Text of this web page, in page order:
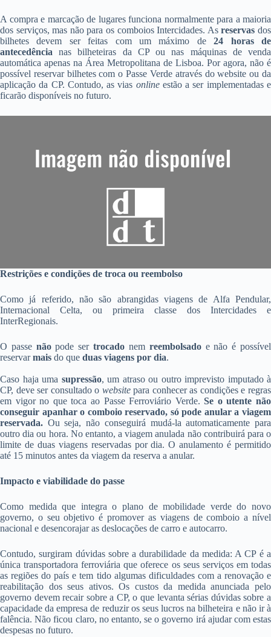
A compra e marcação de lugares funciona normalmente para a maioria
dos serviços, mas não para os comboios Intercidades. Asreservasdos
bilhetes devem ser feitas com um máximo de24 horas de
antecedêncianas bilheteiras da CP ou nas máquinas de venda
automática apenas na Área Metropolitana de Lisboa. Por agora, não é
possível reservar bilhetes com o Passe Verde através do website ou da
aplicação da CP. Contudo, as vias onlineestão a ser implementadas e
ficarão disponíveis no futuro.
Restrições e condições de troca ou reembolso
Como já referido, não são abrangidas viagens de Alfa Pendular,
Internacional Celta, ou primeira classe dos Intercidades e
InterRegionais.
O passe nãopode sertrocado nem reembolsadoe não é possível
reservarmais do que duas viagens por dia.
Caso haja uma supressão, um atraso ou outro imprevisto imputado à
CP, deve ser consultado o websitepara conhecer as condições e regras
em vigor no que toca ao Passe Ferroviário Verde.Se o utente não
conseguir apanhar o comboio reservado, só pode anular a viagem
reservada. Ou seja, não conseguirá mudá-la automaticamente para
outro dia ou hora. No entanto, a viagem anulada não contribuirá para o
limite de duas viagens reservadas por dia. O anulamento é permitido
até 15 minutos antes da viagem da reserva a anular.
Impacto e viabilidade do passe
Como medida que integra o plano de mobilidade verde do novo
governo, o seu objetivo é promover as viagens de comboio a nível
nacional e desencorajar as deslocações de carro e autocarro.
Contudo, surgiram dúvidas sobre a durabilidade da medida: A CP é a
única transportadora ferroviária que oferece os seus serviços em todas
as regiões do país e tem tido algumas dificuldades com a renovação e
reabilitação dos seus ativos. Os custos da medida anunciada pelo
governo devem recair sobre a CP, o que levanta sérias dúvidas sobre a
capacidade da empresa de reduzir os seus lucros na bilheteira e não ir à
falência. Não ficou claro, no entanto, se o governo irá ajudar com estas
despesas no futuro.